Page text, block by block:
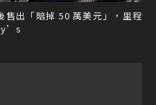
售出「賠掉 50 萬美元」，里程